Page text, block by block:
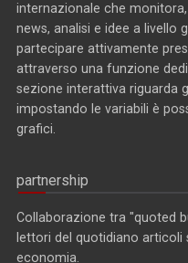
internazionale che
news, analisi e idee a livello
partecipare attivamente
attraverso una funzione
sezione interattiva riguarda
impostando le variabili è
grafici.
partnership
Collaborazione tra "quoted
lettori del quotidiano articoli
economia.